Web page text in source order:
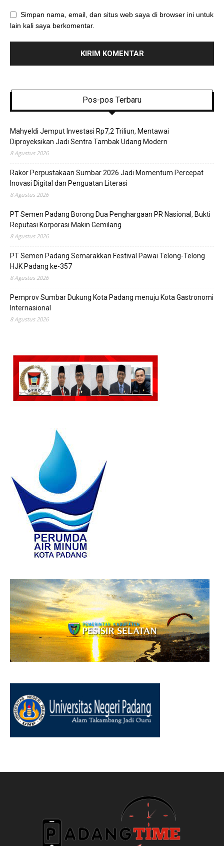
Simpan nama, email, dan situs web saya di browser ini untuk
lain kali saya berkomentar.
Pos-pos Terbaru
Mahyeldi Jemput Investasi Rp7,2 Triliun, Mentawai
Diproyeksikan Jadi Sentra Tambak Udang Modern
8 Agustus 2026
Rakor Perpustakaan Sumbar 2026 Jadi Momentum Percepat
Inovasi Digital dan Penguatan Literasi
8 Agustus 2026
PT Semen Padang Borong Dua Penghargaan PR Nasional, Bukti
Reputasi Korporasi Makin Gemilang
8 Agustus 2026
PT Semen Padang Semarakkan Festival Pawai Telong-Telong
HJK Padang ke-357
8 Agustus 2026
Pemprov Sumbar Dukung Kota Padang menuju Kota Gastronomi
Internasional
8 Agustus 2026